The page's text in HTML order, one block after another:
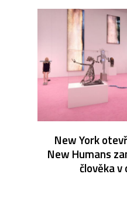
New York
New Humans
člověka